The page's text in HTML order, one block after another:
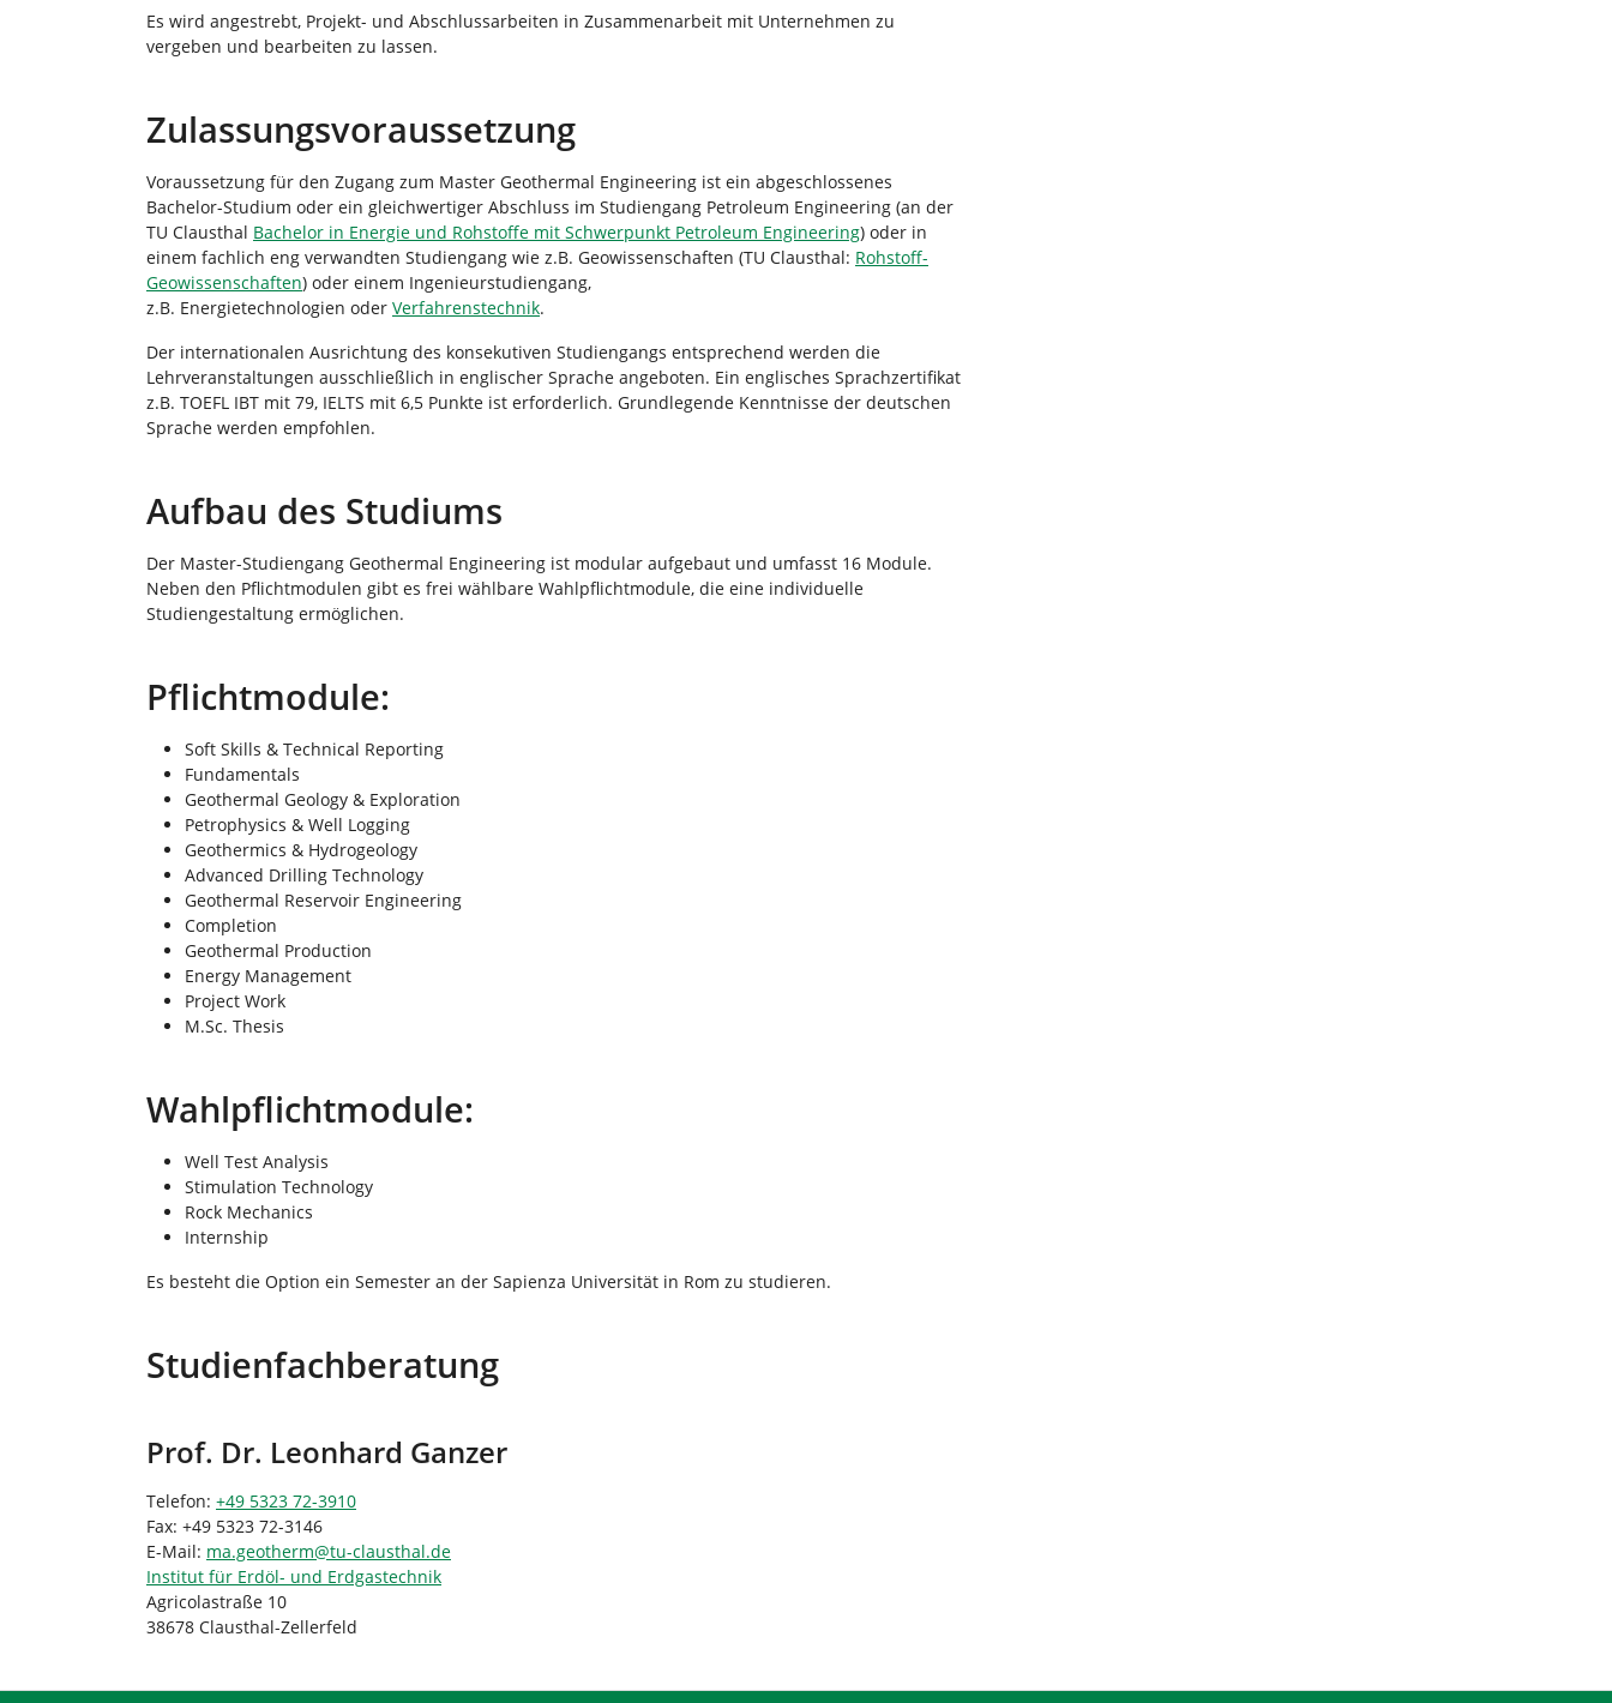
Es wird angestrebt, Projekt- und Abschlussarbeiten in Zusammenarbeit mit Unternehmen zu
vergeben und bearbeiten zu lassen.
Zulassungsvoraussetzung
Voraussetzung für den Zugang zum Master Geothermal Engineering ist ein abgeschlossenes
Bachelor-Studium oder ein gleichwertiger Abschluss im Studiengang Petroleum Engineering (an der
TU Clausthal Bachelor in Energie und Rohstoffe mit Schwerpunkt Petroleum Engineering) oder in
einem fachlich eng verwandten Studiengang wie z.B. Geowissenschaften (TU Clausthal: Rohstoff-
Geowissenschaften) oder einem Ingenieurstudiengang,
z.B. Energietechnologien oder Verfahrenstechnik.
Der internationalen Ausrichtung des konsekutiven Studiengangs entsprechend werden die
Lehrveranstaltungen ausschließlich in englischer Sprache angeboten. Ein englisches Sprachzertifikat
z.B. TOEFL IBT mit 79, IELTS mit 6,5 Punkte ist erforderlich. Grundlegende Kenntnisse der deutschen
Sprache werden empfohlen.
Aufbau des Studiums
Der Master-Studiengang Geothermal Engineering ist modular aufgebaut und umfasst 16 Module.
Neben den Pflichtmodulen gibt es frei wählbare Wahlpflichtmodule, die eine individuelle
Studiengestaltung ermöglichen.
Pflichtmodule:
Soft Skills & Technical Reporting
Fundamentals
Geothermal Geology & Exploration
Petrophysics & Well Logging
Geothermics & Hydrogeology
Advanced Drilling Technology
Geothermal Reservoir Engineering
Completion
Geothermal Production
Energy Management
Project Work
M.Sc. Thesis
Wahlpflichtmodule:
Well Test Analysis
Stimulation Technology
Rock Mechanics
Internship
Es besteht die Option ein Semester an der Sapienza Universität in Rom zu studieren.
Studienfachberatung
Prof. Dr. Leonhard Ganzer
Telefon: +49 5323 72-3910
Fax: +49 5323 72-3146
E-Mail: ma.geotherm@tu-clausthal.de
Institut für Erdöl- und Erdgastechnik
Agricolastraße 10
38678 Clausthal-Zellerfeld